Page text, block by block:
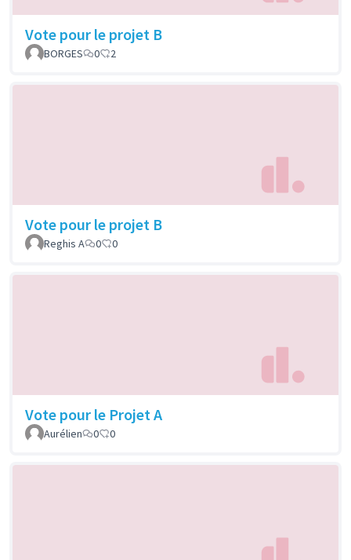
Vote pour le projet B
BORGES 0 2
Vote pour le projet B
Reghis A 0 0
Vote pour le Projet A
Aurélien 0 0